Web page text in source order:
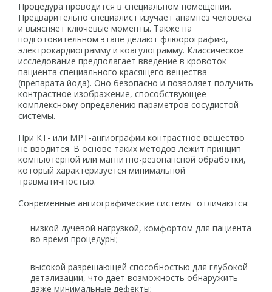
Процедура проводится в специальном помещении.
Предварительно специалист изучает анамнез человека
и выясняет ключевые моменты. Также на
подготовительном этапе делают флюорографию,
электрокардиограмму и коагулограмму. Классическое
исследование предполагает введение в кровоток
пациента специального красящего вещества
(препарата йода). Оно безопасно и позволяет получить
контрастное изображение, способствующее
комплексному определению параметров сосудистой
системы.
При КТ- или МРТ-ангиографии контрастное вещество
не вводится. В основе таких методов лежит принцип
компьютерной или магнитно-резонансной обработки,
который характеризуется минимальной
травматичностью.
Современные ангиографические системы отличаются:
низкой лучевой нагрузкой, комфортом для пациента
во время процедуры;
высокой разрешающей способностью для глубокой
детализации, что дает возможность обнаружить
даже минимальные дефекты;